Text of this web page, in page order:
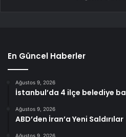
En Güncel Haberler
Ağustos 9, 2026
İstanbul’da 4 ilçe belediye
Ağustos 9, 2026
ABD’den İran’a Yeni Saldırılar
Ağustos 9, 2026